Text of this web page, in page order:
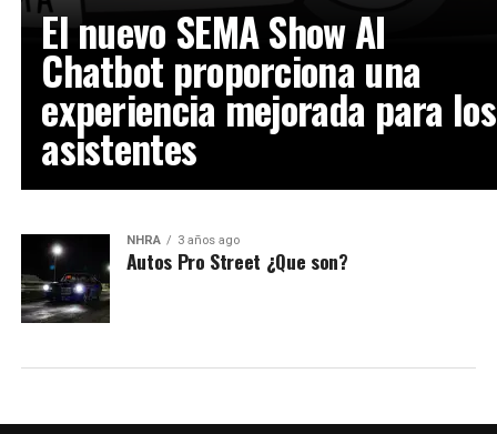
El nuevo SEMA Show AI
Chatbot proporciona una
experiencia mejorada para los
asistentes
NHRA 3 años ago
Autos Pro Street ¿Que son?